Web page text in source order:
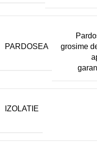
PARDOSEA
grosime
IZOLATIE